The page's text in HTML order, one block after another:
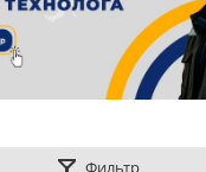
Фильтр